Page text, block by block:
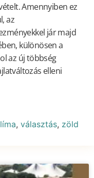
Amennyiben ez
az
jár majd
különösen a
az új többség
elleni
, választás, zöld